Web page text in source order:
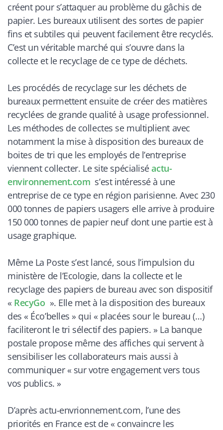
créent pour s’attaquer au problème du gâchis de
papier. Les bureaux utilisent des sortes de papier
fins et subtiles qui peuvent facilement être recyclés.
C’est un véritable marché qui s’ouvre dans la
collecte et le recyclage de ce type de déchets.
Les procédés de recyclage sur les déchets de
bureaux permettent ensuite de créer des matières
recyclées de grande qualité à usage professionnel.
Les méthodes de collectes se multiplient avec
notamment la mise à disposition des bureaux de
boites de tri que les employés de l’entreprise
viennent collecter. Le site spécialiséactu-
environnement.com s’est intéressé à une
entreprise de ce type en région parisienne. Avec 230
000 tonnes de papiers usagers elle arrive à produire
150 000 tonnes de papier neuf dont une partie est à
usage graphique.
Même La Poste s’est lancé, sous l’impulsion du
ministère de l’Ecologie, dans la collecte et le
recyclage des papiers de bureau avec son dispositif
« RecyGo ». Elle met à la disposition des bureaux
des « Éco’belles » qui « placées sour le bureau (…)
faciliteront le tri sélectif des papiers. » La banque
postale propose même des affiches qui servent à
sensibiliser les collaborateurs mais aussi à
communiquer « sur votre engagement vers tous
vos publics. »
D’aprèsactu-envrionnement.com, l’une des
priorités en France est de « convaincre les